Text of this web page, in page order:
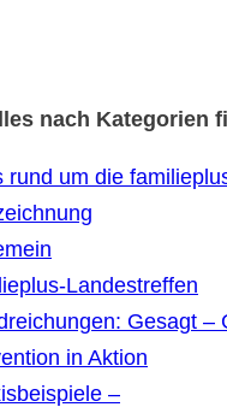
nach Kategorien
rund um die
Landestreffen
Gesagt –
in Aktion
–